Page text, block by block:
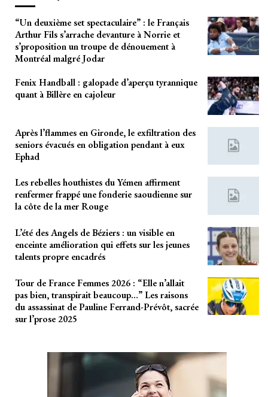
“Un deuxième set spectaculaire” : le Français
Arthur Fils s’arrache devanture à Norrie et
s’proposition un troupe de dénouement à
Montréal malgré Jodar
Fenix Handball : galopade d’aperçu tyrannique
quant à Billère en cajoleur
Après l’flammes en Gironde, le exfiltration des
seniors évacués en obligation pendant à eux
Ephad
Les rebelles houthistes du Yémen affirment
renfermer frappé une fonderie saoudienne sur
la côte de la mer Rouge
L’été des Angels de Béziers : un visible en
enceinte amélioration qui effets sur les jeunes
talents propre encadrés
Tour de France Femmes 2026 : “Elle n’allait
pas bien, transpirait beaucoup…” Les raisons
du assassinat de Pauline Ferrand-Prévôt, sacrée
sur l’prose 2025